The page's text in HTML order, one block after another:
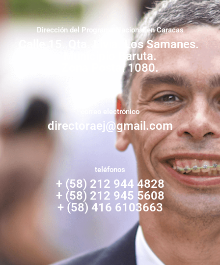
Dirección del Programa Nacional en Caracas
Calle 15. Qta. Livia. Los Samanes.
Municipio Baruta.
Zona Postal 1080.
correo electrónico
directoraej@gmail.com
teléfonos
+ (58) 212 944 4828
+ (58) 212 945 5608
+ (58) 416 6103663